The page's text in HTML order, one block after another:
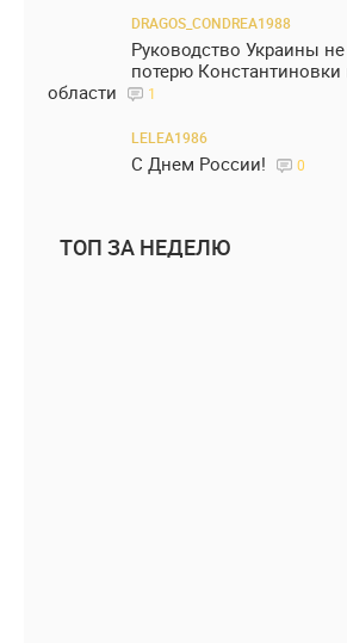
DRAGOS_CONDREA1988
Руководство Украины
потерю
области
1
LELEA1986
С Днем России! 0
ТОП ЗА НЕДЕЛЮ